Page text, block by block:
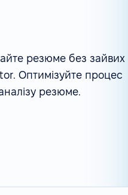
резюме без зайвих
Оптимізуйте процес
резюме.